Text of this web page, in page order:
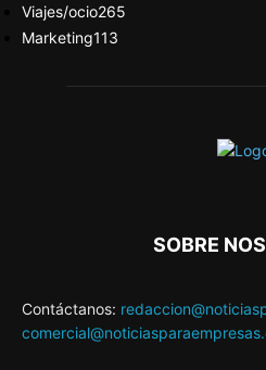
Viajes/ocio265
Marketing113
SOBRE
Contáctanos: